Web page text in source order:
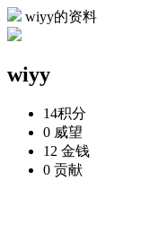
wiyy的资料
wiyy
14积分
0 威望
12 金钱
0 贡献